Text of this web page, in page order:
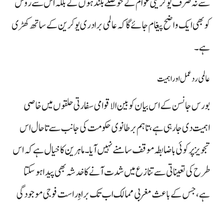
کو بھی ایک واضح پیغام جائے گا کہ عالمی برادری یوکرین کے ساتھ کھڑی
ہے۔
عالمی ردعمل اور اہمیت
بورس جانسن کے اس بیان کو بین الاقوامی سفارتی حلقوں میں خاصی
اہمیت دی جا رہی ہے، تاہم برطانوی حکومت کی جانب سے تاحال اس
تجویز پر کوئی باضابطہ موقف سامنے نہیں آیا۔ ماہرین کا خیال ہے کہ اس
طرح کی تعیناتی سے تنازع میں شدت آنے کا خدشہ بھی پیدا ہو سکتا
ہے، جس کے باعث مغربی ممالک اب تک براہِ راست فوجی موجودگی